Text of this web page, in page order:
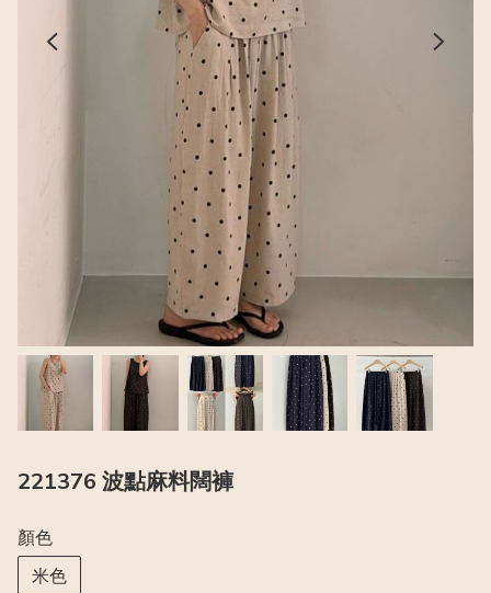
221376 波點麻料闊褲
顏色
米色